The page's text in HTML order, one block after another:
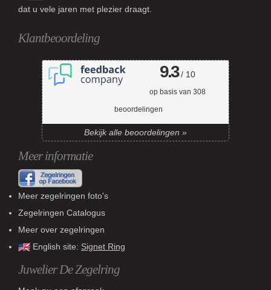
dat u vele jaren met plezier draagt.
Klantbeoordeling
9.3/ 10
op basis van 308
beoordelingen
Bekijk alle beoordelingen »
Meer informatie
Meer zegelringen foto's
Zegelringen Catalogus
Meer over zegelringen
English site: Signet Ring
Juwelier De Zegelring